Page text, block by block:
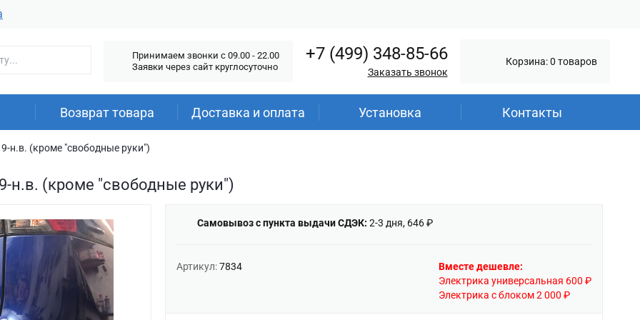
Принимаем звонки c 09.00 - 22.00
Заявки через сайт круглосуточно
+7 (499) 348-85-66
Заказать звонок
Корзина: 0 товаров
Возврат товара Доставка и оплата Установка Контакты
н.в. (кроме "свободные руки")
н.в. (кроме "свободные руки")
Самовывоз с пункта выдачи СДЭК: 2-3 дня, 646 ₽
Артикул:7834
Вместе дешевле:
Электрика универсальная 600 ₽
Электрика с блоком 2 000 ₽